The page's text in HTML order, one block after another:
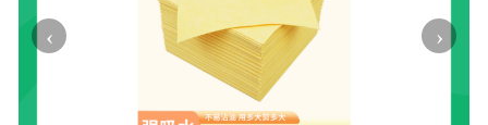
‹ ›